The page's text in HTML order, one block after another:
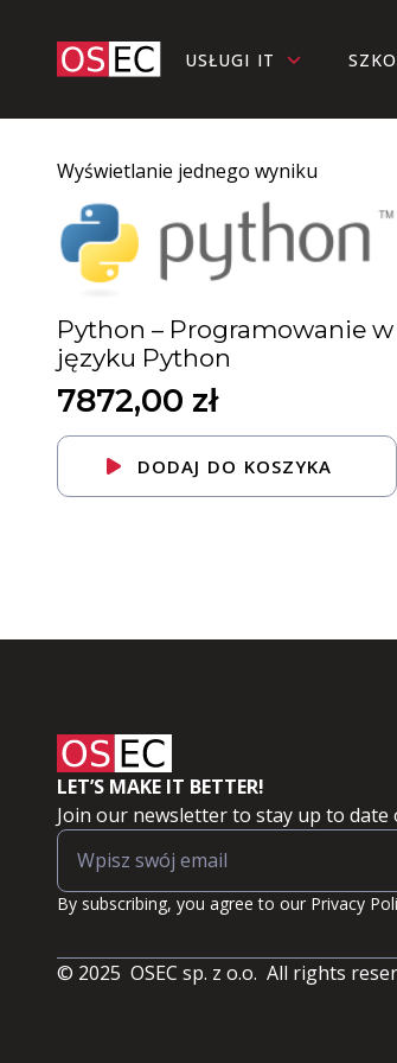
USŁUGI IT
Wyświetlanie jednego wyniku
Python – Programowanie w
języku Python
7872,00 zł
DODAJ DO KOSZYKA
LET’S MAKE IT BETTER!
Join our newsletter to stay up to date
By subscribing, you agree to our Privacy
© 2025 OSEC sp. z o.o. All rights